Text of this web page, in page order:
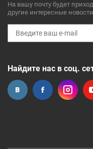
На вашу почту будет
другие интересные
Найдите нас в соц.